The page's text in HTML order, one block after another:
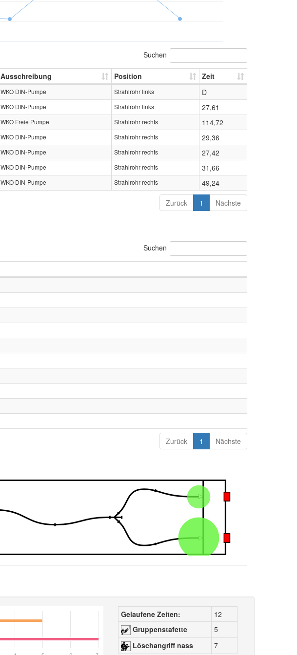
Suchen
Ausschreibung Position
Zeit
WKO DIN-Pumpe Strahlrohr links
D
WKO DIN-Pumpe Strahlrohr links
27,61
WKO Freie Pumpe Strahlrohr rechts
114,72
WKO DIN-Pumpe Strahlrohr rechts
29,36
WKO DIN-Pumpe Strahlrohr rechts
27,42
WKO DIN-Pumpe Strahlrohr rechts
31,66
WKO DIN-Pumpe Strahlrohr rechts
49,24
Zurück 1 Nächste
Suchen
Zurück 1 Nächste
Gelaufene Zeiten:
12
Gruppenstafette
5
Löschangriff nass
7